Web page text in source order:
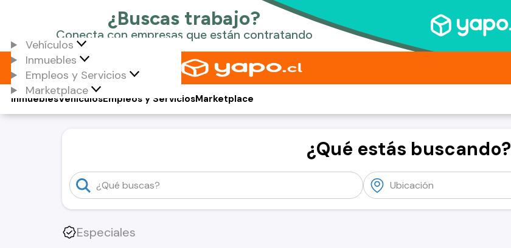
Vehículos
Inmuebles
Empleos y Servicios
Marketplace
Vehículos
Inmuebles Empleos y ServiciosMarketplace
¿Qué estás buscando?
Especiales